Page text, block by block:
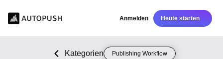
Anmelden Heute starten
Kategorien Publishing Workflow